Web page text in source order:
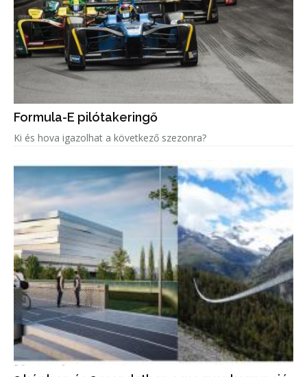
Formula-E pilótakeringő
Ki és hova igazolhat a következő szezonra?